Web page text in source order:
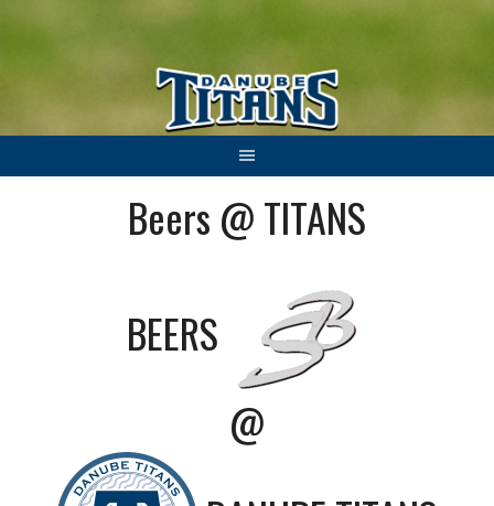
Beers @ TITANS
BEERS
@